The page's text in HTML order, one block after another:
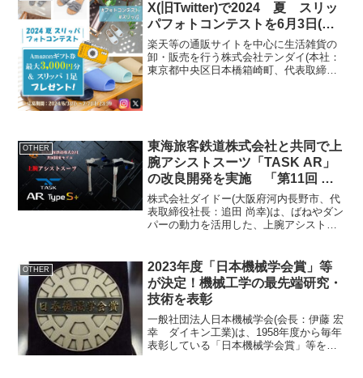
X(旧Twitter)で2024 夏 スリッ
パフォトコンテストを6月3日(月)
からスタート！
楽天等の通販サイトを中心に生活雑貨の
卸・販売を行う株式会社テンダイ(本社：
東京都中央区日本橋箱崎町、代表取締役
OTHER
東海旅客鉄道株式会社と共同で上
腕アシストスーツ「TASK AR」
の改良開発を実施 「第11回 東
京 労働安全衛生展」にて展示
株式会社ダイドー(大阪府河内長野市、代
表取締役社長：追田 尚幸)は、ばねやダン
パーの動力を活用した、上腕アシストス
発を行い、最新モデル『TASK AR Type
...
OTHER
2023年度「日本機械学会賞」等
が決定！機械工学の最先端研究・
技術を表彰
一般社団法人日本機械学会(会長：伊藤 宏
幸 ダイキン工業)は、1958年度から毎年
表彰している「日本機械学会賞」等を決